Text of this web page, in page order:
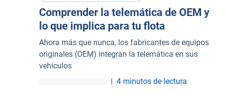
Comprender la telemática de OEM y
lo que implica para tu flota
Ahora más que nunca, los fabricantes de equipos
originales (OEM) integran la telemática en sus
vehículos
| 4 minutos de lectura